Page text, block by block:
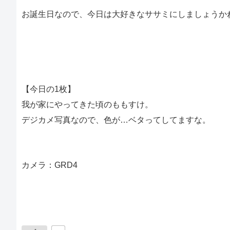
お誕生日なので、今日は大好きなササミにしましょうか
【今日の1枚】
我が家にやってきた頃のももすけ。
デジカメ写真なので、色が…ベタってしてますな。
カメラ：GRD4